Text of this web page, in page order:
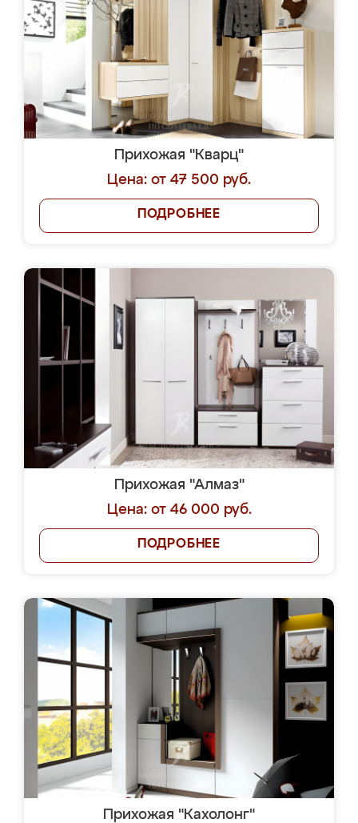
Прихожая "Кварц"
Цена: от 47 500 руб.
ПОДРОБНЕЕ
Прихожая "Алмаз"
Цена: от 46 000 руб.
ПОДРОБНЕЕ
Прихожая "Кахолонг"